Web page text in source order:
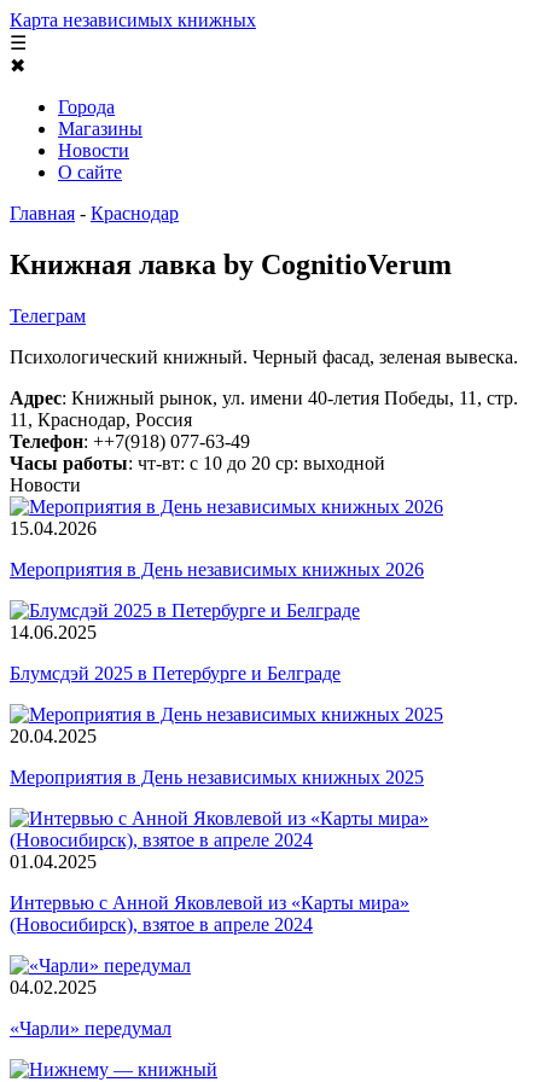
Карта независимых книжных
☰
✖
Города
Магазины
Новости
О сайте
Главная - Краснодар
Книжная лавка by CognitioVerum
Телеграм
Психологический книжный. Черный фасад, зеленая вывеска.
Адрес: Книжный рынок, ул. имени 40-летия Победы, 11, стр.
11, Краснодар, Россия
Телефон: ++7(918) 077-63-49
Часы работы: чт-вт: с 10 до 20 ср: выходной
Новости
15.04.2026
Мероприятия в День независимых книжных 2026
14.06.2025
Блумсдэй 2025 в Петербурге и Белграде
20.04.2025
Мероприятия в День независимых книжных 2025
01.04.2025
Интервью с Анной Яковлевой из «Карты мира»
(Новосибирск), взятое в апреле 2024
04.02.2025
«Чарли» передумал